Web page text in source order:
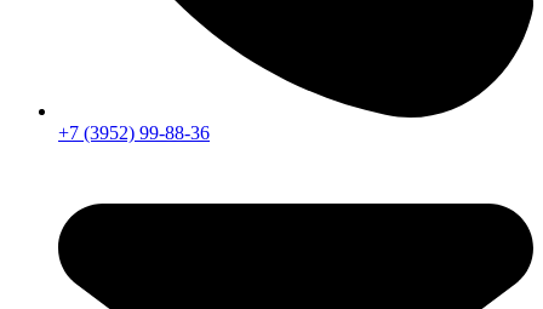
+7 (3952) 99-88-36